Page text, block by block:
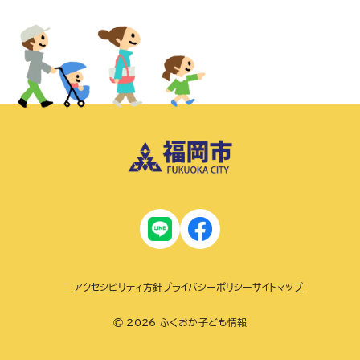
© 2026 ふくおか子ども情報
アクセシビリティ方針プライバシーポリシーサイトマップ